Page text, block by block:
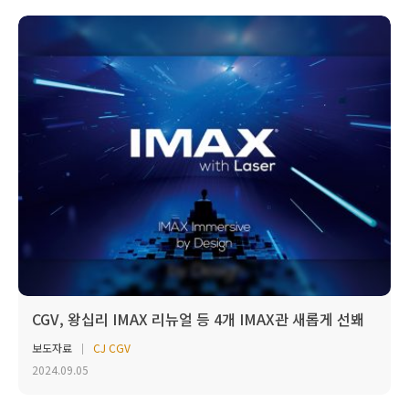
CGV, 왕십리 IMAX 리뉴얼 등 4개 IMAX관 새롭게 선봬
보도자료
CJ CGV
2024.09.05